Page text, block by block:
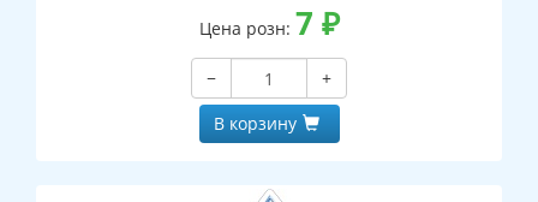
Цена розн: 7 ₽
−
+
В корзину